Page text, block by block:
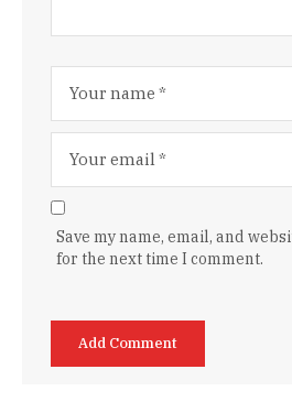
Save my name, email, and
for the next time I comment.